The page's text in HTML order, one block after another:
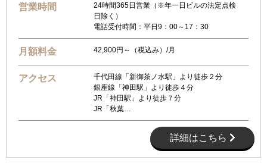
営業時間
24時間365日営業（※年一日ビルの法定点検
日除く）
電話受付時間：平日9：00～17：30
月額料金 42,900円～（税込み）/月
アクセス
千代田線「新御茶ノ水駅」より徒歩２分
銀座線「神田駅」より徒歩４分
JR「神田駅」より徒歩７分
JR「秋葉…
詳細はこちら